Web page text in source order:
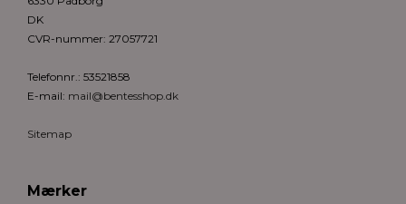
DK
CVR-nummer: 27057721
Telefonnr.: 53521858
E-mail: mail@bentesshop.dk
Sitemap
Mærker